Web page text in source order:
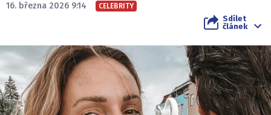
16. března 2026 9:14
CELEBRITY
Sdílet
článek